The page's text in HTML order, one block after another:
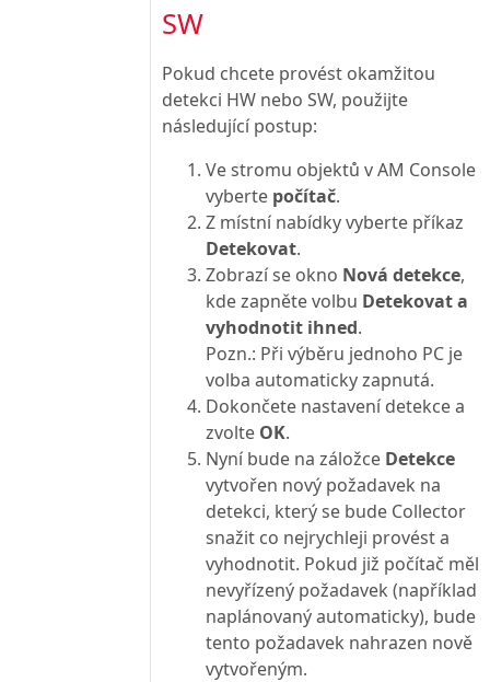
SW
Pokud chcete provést okamžitou
detekci HW nebo SW, použijte
následující postup:
Ve stromu objektů v AM Console
vyberte počítač.
Z místní nabídky vyberte příkaz
Detekovat.
Zobrazí se okno Nová detekce,
kde zapněte volbu Detekovat a
vyhodnotit ihned.
Pozn.: Při výběru jednoho PC je
volba automaticky zapnutá.
Dokončete nastavení detekce a
zvolte OK.
Nyní bude na záložce Detekce
vytvořen nový požadavek na
detekci, který se bude Collector
snažit co nejrychleji provést a
vyhodnotit. Pokud již počítač měl
nevyřízený požadavek (například
naplánovaný automaticky), bude
tento požadavek nahrazen nově
vytvořeným.